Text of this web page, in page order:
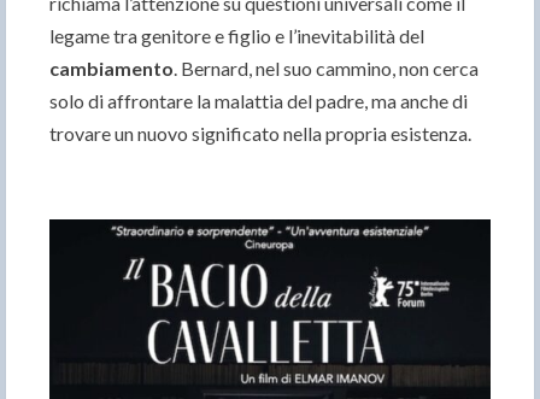
legame tra genitore e figlio e l’inevitabilità del
cambiamento. Bernard, nel suo cammino, non cerca
solo di affrontare la malattia del padre, ma anche di
trovare un nuovo significato nella propria esistenza.